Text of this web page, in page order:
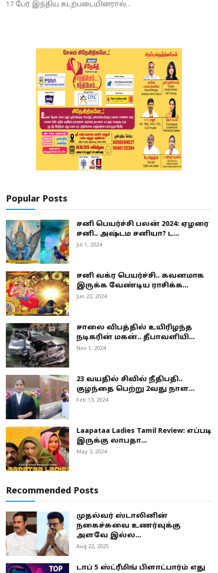
17 பேர் இந்திய கடற்படையினரால்...
Popular Posts
சனி பெயர்ச்சி பலன் 2024: ஏழரை
சனி.. அஷ்டம சனியா? ட...
Jul 1, 2024
சனி வக்ர பெயர்ச்சி.. கவனமாக
இருக்க வேண்டிய ராசிக்க...
Jun 22, 2024
சாலை விபத்தில் உயிரிழந்த
நடிகரின் மகன்.. தீபாவளியி...
Nov 1, 2024
23 வயதில் சிவில் நீதிபதி..
குழந்தை பெற்று 2வது நாள...
Feb 13, 2024
Laapataa Ladies Tamil Review: எப்படி
இருக்கு லாபதா...
May 3, 2024
Recommended Posts
முதல்வர் ஸ்டாலினின்
நகைச்சுவை உணர்வுக்கு
அளவே இல்ல...
Aug 22, 2025
டாப் 5 ஸ்ட்ரீமிங் பிளாட்பார்ம் எது